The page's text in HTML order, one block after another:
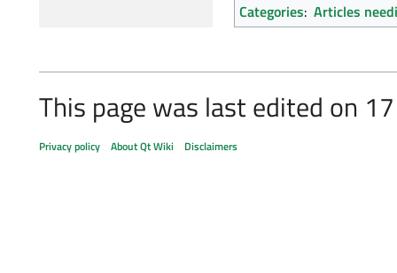
Categories: Articles
This page was last edited on
Privacy policy About Qt Wiki Disclaimers